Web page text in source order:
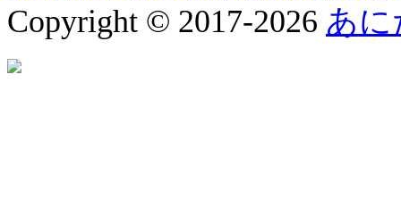
Copyright © 2017-2026 あに